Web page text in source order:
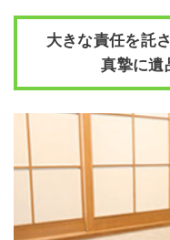
大きな責任を託
真摯に遺